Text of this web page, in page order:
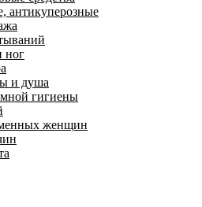
антикуперозные
ног
и душа
гигиены
женщин